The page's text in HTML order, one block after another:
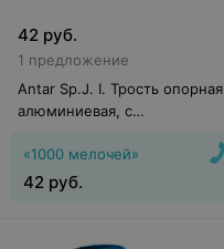
42 руб.
1 предложение
Antar Sp.J. I. Трость опорная
алюминиевая, с
«1000 мелочей»
42 руб.